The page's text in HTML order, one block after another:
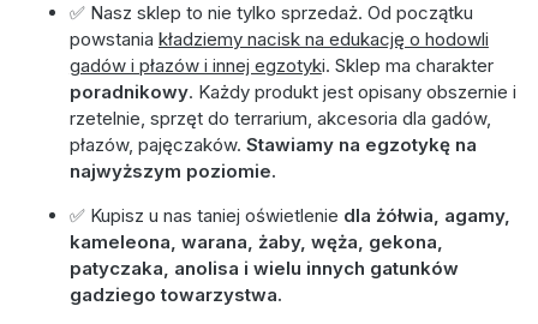
✅ Nasz sklep to nie tylko sprzedaż. Od początku
powstania kładziemy nacisk na edukację o hodowli
gadów i płazów i innej egzotyki. Sklep ma charakter
poradnikowy. Każdy produkt jest opisany obszernie i
rzetelnie, sprzęt do terrarium, akcesoria dla gadów,
płazów, pajęczaków. Stawiamy na egzotykę na
najwyższym poziomie.
✅ Kupisz u nas taniej oświetlenie dla żółwia, agamy,
kameleona, warana, żaby, węża, gekona,
patyczaka, anolisa i wielu innych gatunków
gadziego towarzystwa.